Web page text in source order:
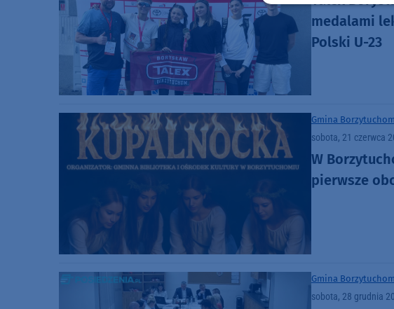
medalami
Polski U-23
Gmina Borzytuchom
sobota, 21 czerwca
W
pierwsze
Gmina Borzytuchom
sobota, 28 grudnia